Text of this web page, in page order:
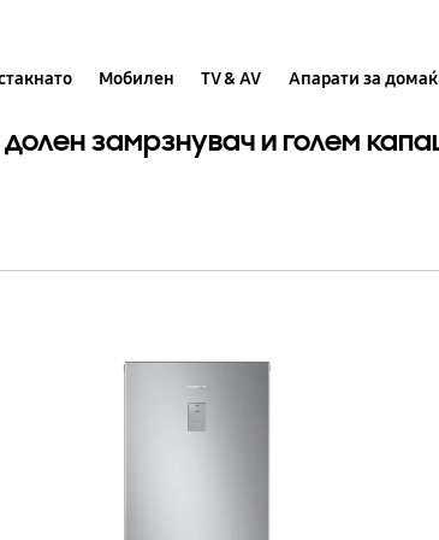
Мобилен TV & AV Апарати за
замрзнувач и голем